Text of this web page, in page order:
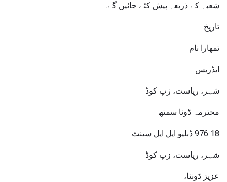
شعبہ کے ذریعہ پیش کئے جائیں گے.
تاریخ
تمھارا نام
ایڈریس
شہر، ریاست، زپ کوڈ
محترمہ ڈونا سمتھ
18 976 ڈبلیو ایل ایل سینٹ
شہر، ریاست، زپ کوڈ
عزیز ڈوننا،